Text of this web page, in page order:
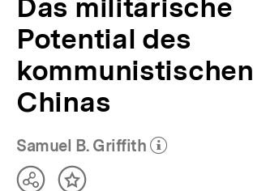
Das militärische
Potential des
kommunistischen
Chinas
Samuel B. Griffith
(Mehr zum Autor)
TeilenInhalt